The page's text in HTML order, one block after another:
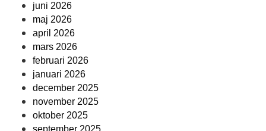
juni 2026
maj 2026
april 2026
mars 2026
februari 2026
januari 2026
december 2025
november 2025
oktober 2025